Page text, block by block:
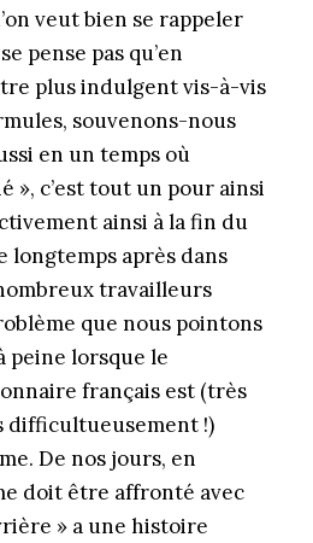
veut bien se rappeler
pense pas qu’en
plus indulgent vis-à-vis
souvenons-nous
en un temps où
», c’est tout un pour ainsi
ainsi à la fin du
longtemps après dans
travailleurs
que nous pointons
peine lorsque le
français est (très
!)
De nos jours, en
doit être affronté avec
» a une histoire